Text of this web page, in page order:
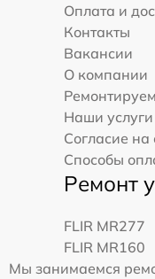
Оплата и
Контакты
Вакансии
О компании
Наши услуги
Согласие
Способы
Ремонт
FLIR MR277
FLIR MR160
Мы занимаемся